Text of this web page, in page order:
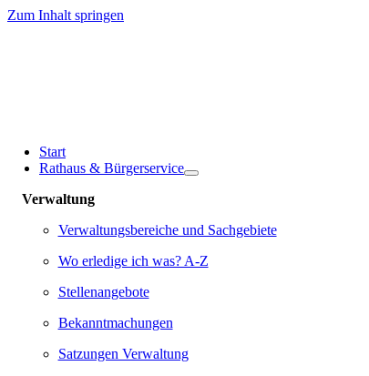
Zum Inhalt springen
Start
Rathaus & Bürgerservice
Verwaltung
Verwaltungsbereiche und Sachgebiete
Wo erledige ich was? A-Z
Stellenangebote
Bekanntmachungen
Satzungen Verwaltung